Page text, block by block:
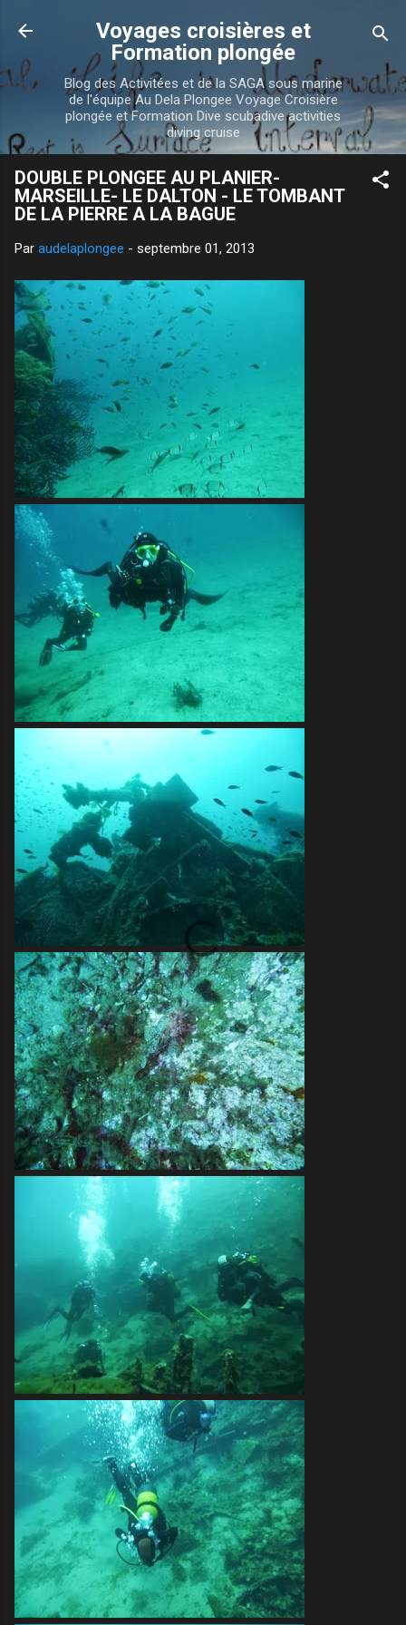
Accéder au contenu principal
Voyages croisières et
Formation plongée
Blog des Activitées et de la SAGA sous marine
de l'équipe Au Dela Plongee Voyage Croisière
plongée et Formation Dive scubadive activities
diving cruise
DOUBLE PLONGEE AU PLANIER-
MARSEILLE- LE DALTON - LE TOMBANT
DE LA PIERRE A LA BAGUE
Par audelaplongee - septembre 01, 2013